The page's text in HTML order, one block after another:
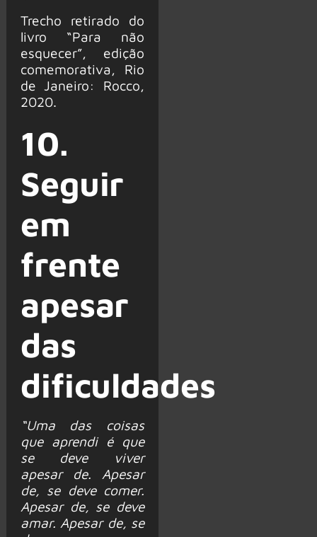
Trecho retirado do
livro “Para não
esquecer”, edição
comemorativa, Rio
de Janeiro: Rocco,
2020.
10.
Seguir
em
frente
apesar
das
dificuldades
“Uma das coisas
que aprendi é que
se deve viver
apesar de. Apesar
de, se deve comer.
Apesar de, se deve
amar. Apesar de, se